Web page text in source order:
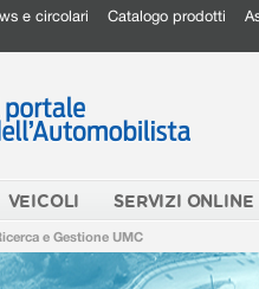
e circolari Catalogo prodotti
VEICOLI SERVIZI ONLINE
e Gestione UMC